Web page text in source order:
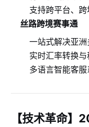
支持跨平台、
丝路跨境赛事通
一站式解决亚
实时汇率转换
多语言智能客服
【技术革命】